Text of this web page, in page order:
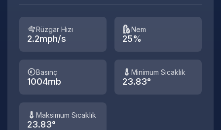
Rüzgar Hızı
2.2mph/s
Nem
25%
Basınç
1004mb
Minimum Sıcaklık
23.83°
Maksimum Sıcaklık
23.83°